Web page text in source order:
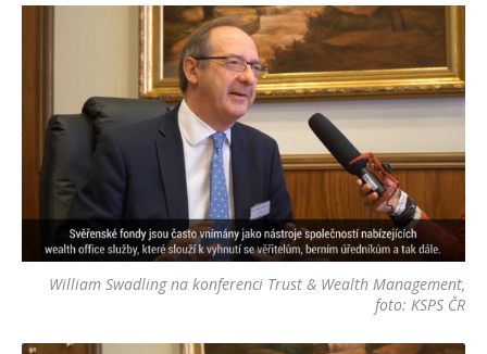
William Swadling na konferenci Trust & Wealth Management,
foto: KSPS ČR